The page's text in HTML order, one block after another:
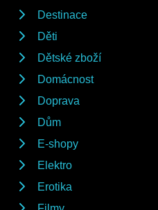
Destinace
Děti
Dětské zboží
Domácnost
Doprava
Dům
E-shopy
Elektro
Erotika